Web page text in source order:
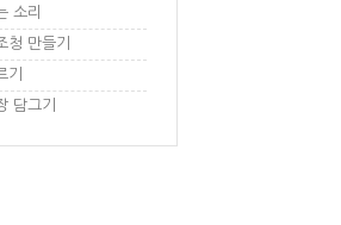
소리
청 만들기
기
담그기